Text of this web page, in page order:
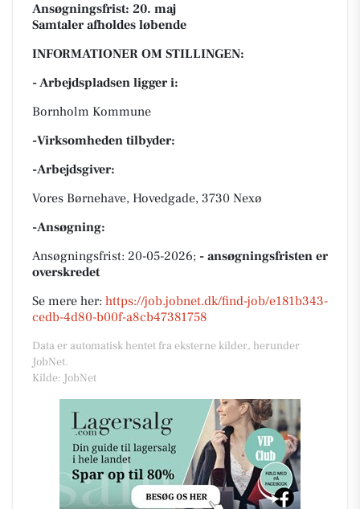
Ansøgningsfrist: 20. maj
Samtaler afholdes løbende
INFORMATIONER OM STILLINGEN:
- Arbejdspladsen ligger i:
Bornholm Kommune
-Virksomheden tilbyder:
-Arbejdsgiver:
Vores Børnehave, Hovedgade, 3730 Nexø
-Ansøgning:
Ansøgningsfrist: 20-05-2026; - ansøgningsfristen er
overskredet
Se mere her: https://job.jobnet.dk/find-job/e181b343-
cedb-4d80-b00f-a8cb47381758
Data er automatisk hentet fra eksterne kilder, herunder
JobNet.
Kilde: JobNet